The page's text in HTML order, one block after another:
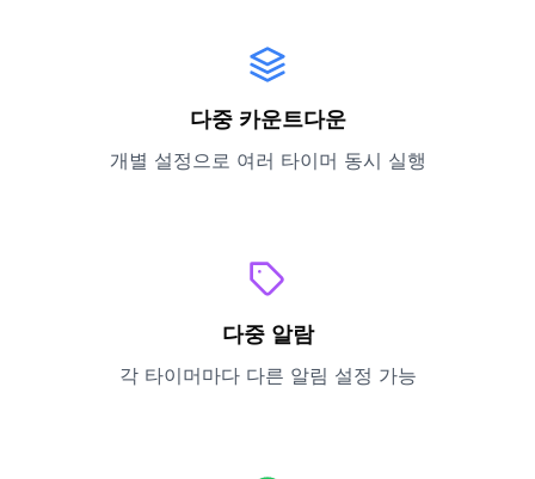
다중 카운트다운
개별 설정으로 여러 타이머 동시 실행
다중 알람
각 타이머마다 다른 알림 설정 가능